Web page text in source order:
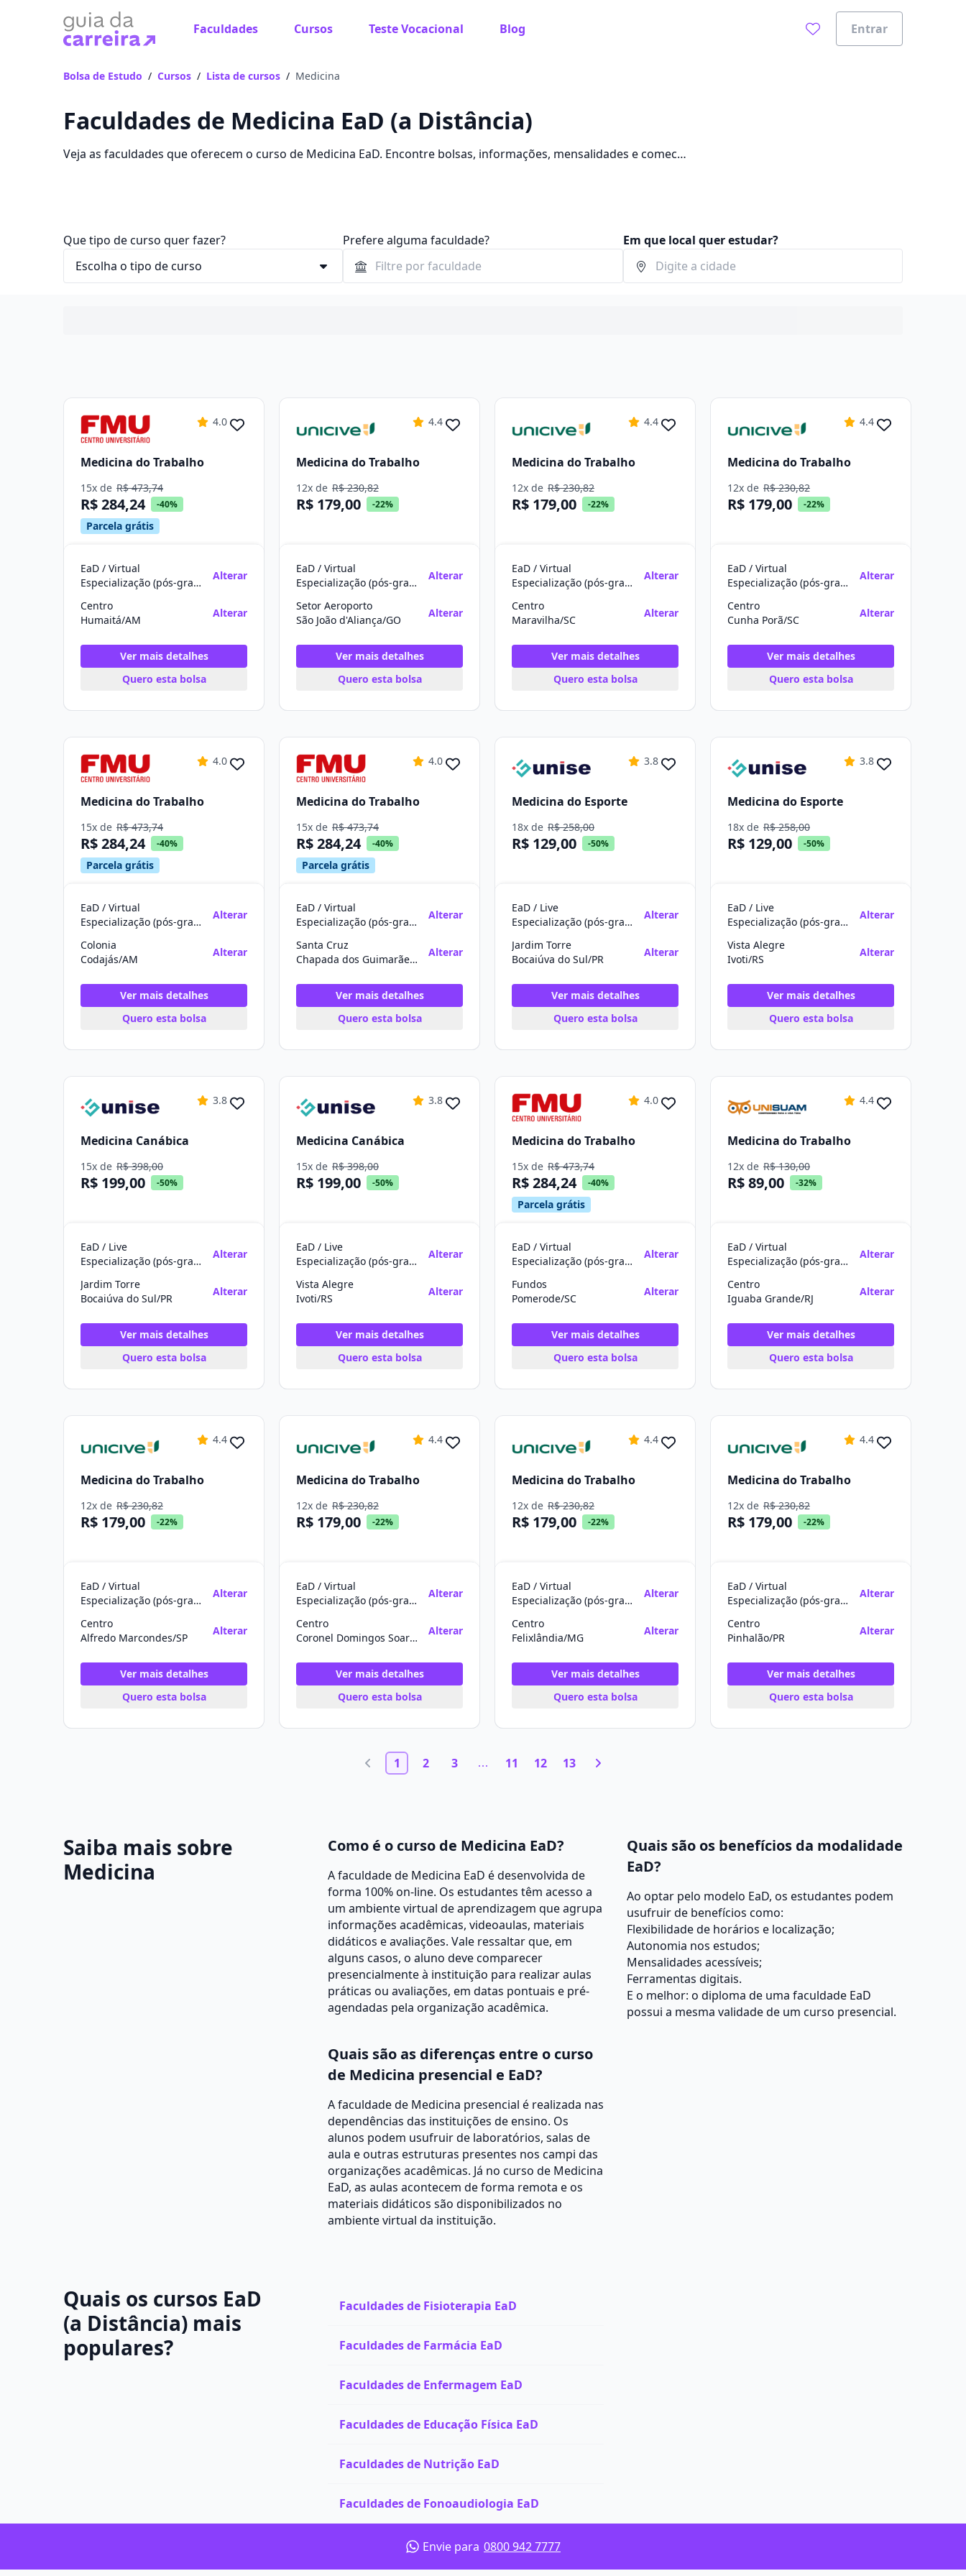
Faculdades Cursos Teste Vocacional Blog Entrar
Bolsa de Estudo / Cursos / Lista de cursos / Medicina
Faculdades de Medicina EaD (a Distância)
Veja as faculdades que oferecem o curso de Medicina EaD. Encontre bolsas, informações, mensalidades e comece
Que tipo de curso quer fazer? Prefere alguma faculdade? Em que local quer estudar?
4.0
Medicina do Trabalho
15x de R$ 473,74
R$ 284,24 -40%
Parcela grátis
EaD / Virtual
Especialização (pós-graduação)
Alterar
Centro
Humaitá/AM
Alterar
Ver mais detalhes
Quero esta bolsa
4.4
Medicina do Trabalho
12x de R$ 230,82
R$ 179,00 -22%
EaD / Virtual
Especialização (pós-graduação)
Alterar
Setor Aeroporto
São João d'Aliança/GO
Alterar
Ver mais detalhes
Quero esta bolsa
4.4
Medicina do Trabalho
12x de R$ 230,82
R$ 179,00 -22%
EaD / Virtual
Especialização (pós-graduação)
Alterar
Centro
Maravilha/SC
Alterar
Ver mais detalhes
Quero esta bolsa
4.4
Medicina do Trabalho
12x de R$ 230,82
R$ 179,00 -22%
EaD / Virtual
Especialização (pós-graduação)
Alterar
Centro
Cunha Porã/SC
Alterar
Ver mais detalhes
Quero esta bolsa
4.0
Medicina do Trabalho
15x de R$ 473,74
R$ 284,24 -40%
Parcela grátis
EaD / Virtual
Especialização (pós-graduação)
Alterar
Colonia
Codajás/AM
Alterar
Ver mais detalhes
Quero esta bolsa
4.0
Medicina do Trabalho
15x de R$ 473,74
R$ 284,24 -40%
Parcela grátis
EaD / Virtual
Especialização (pós-graduação)
Alterar
Santa Cruz
Chapada dos Guimarães/MT
Alterar
Ver mais detalhes
Quero esta bolsa
3.8
Medicina do Esporte
18x de R$ 258,00
R$ 129,00 -50%
EaD / Live
Especialização (pós-graduação)
Alterar
Jardim Torre
Bocaiúva do Sul/PR
Alterar
Ver mais detalhes
Quero esta bolsa
3.8
Medicina do Esporte
18x de R$ 258,00
R$ 129,00 -50%
EaD / Live
Especialização (pós-graduação)
Alterar
Vista Alegre
Ivoti/RS
Alterar
Ver mais detalhes
Quero esta bolsa
3.8
Medicina Canábica
15x de R$ 398,00
R$ 199,00 -50%
EaD / Live
Especialização (pós-graduação)
Alterar
Jardim Torre
Bocaiúva do Sul/PR
Alterar
Ver mais detalhes
Quero esta bolsa
3.8
Medicina Canábica
15x de R$ 398,00
R$ 199,00 -50%
EaD / Live
Especialização (pós-graduação)
Alterar
Vista Alegre
Ivoti/RS
Alterar
Ver mais detalhes
Quero esta bolsa
4.0
Medicina do Trabalho
15x de R$ 473,74
R$ 284,24 -40%
Parcela grátis
EaD / Virtual
Especialização (pós-graduação)
Alterar
Fundos
Pomerode/SC
Alterar
Ver mais detalhes
Quero esta bolsa
4.4
Medicina do Trabalho
12x de R$ 130,00
R$ 89,00 -32%
EaD / Virtual
Especialização (pós-graduação)
Alterar
Centro
Iguaba Grande/RJ
Alterar
Ver mais detalhes
Quero esta bolsa
4.4
Medicina do Trabalho
12x de R$ 230,82
R$ 179,00 -22%
EaD / Virtual
Especialização (pós-graduação)
Alterar
Centro
Alfredo Marcondes/SP
Alterar
Ver mais detalhes
Quero esta bolsa
4.4
Medicina do Trabalho
12x de R$ 230,82
R$ 179,00 -22%
EaD / Virtual
Especialização (pós-graduação)
Alterar
Centro
Coronel Domingos Soares/PR
Alterar
Ver mais detalhes
Quero esta bolsa
4.4
Medicina do Trabalho
12x de R$ 230,82
R$ 179,00 -22%
EaD / Virtual
Especialização (pós-graduação)
Alterar
Centro
Felixlândia/MG
Alterar
Ver mais detalhes
Quero esta bolsa
4.4
Medicina do Trabalho
12x de R$ 230,82
R$ 179,00 -22%
EaD / Virtual
Especialização (pós-graduação)
Alterar
Centro
Pinhalão/PR
Alterar
Ver mais detalhes
Quero esta bolsa
1 2 3 11 12 13
Saiba mais sobre
Medicina
Como é o curso de Medicina EaD?
A faculdade de Medicina EaD é desenvolvida de
forma 100% on-line. Os estudantes têm acesso a
um ambiente virtual de aprendizagem que agrupa
informações acadêmicas, videoaulas, materiais
didáticos e avaliações. Vale ressaltar que, em
alguns casos, o aluno deve comparecer
presencialmente à instituição para realizar aulas
práticas ou avaliações, em datas pontuais e pré-
agendadas pela organização acadêmica.
Quais são os benefícios da modalidade
EaD?
Ao optar pelo modelo EaD, os estudantes podem
usufruir de benefícios como:
Flexibilidade de horários e localização;
Autonomia nos estudos;
Mensalidades acessíveis;
Ferramentas digitais.
E o melhor: o diploma de uma faculdade EaD
possui a mesma validade de um curso presencial.
Quais são as diferenças entre o curso
de Medicina presencial e EaD?
A faculdade de Medicina presencial é realizada nas
dependências das instituições de ensino. Os
alunos podem usufruir de laboratórios, salas de
aula e outras estruturas presentes nos campi das
organizações acadêmicas. Já no curso de Medicina
EaD, as aulas acontecem de forma remota e os
materiais didáticos são disponibilizados no
ambiente virtual da instituição.
Quais os cursos EaD
(a Distância) mais
populares?
Faculdades de Fisioterapia EaD
Faculdades de Farmácia EaD
Faculdades de Enfermagem EaD
Faculdades de Educação Física EaD
Faculdades de Nutrição EaD
Faculdades de Fonoaudiologia EaD
Envie para 0800 942 7777